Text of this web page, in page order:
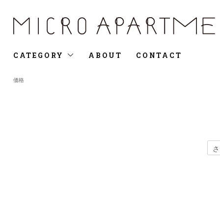
CATEGORY ABOUT CONTACT
価格